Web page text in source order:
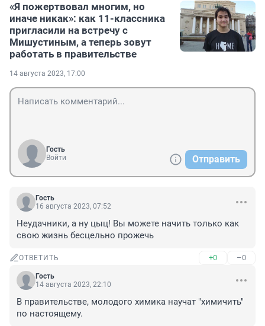
«Я пожертвовал многим, но
иначе никак»: как 11-классника
пригласили на встречу с
Мишустиным, а теперь зовут
работать в правительстве
14 августа 2023, 17:00
Гость
Войти
Отправить
Гость
16 августа 2023, 07:52
Неудачники, а ну цыц! Вы можете начить только как
свою жизнь бесцельно прожечь
ОТВЕТИТЬ +0 –0
Гость
14 августа 2023, 22:10
В правительстве, молодого химика научат "химичить"
по настоящему.